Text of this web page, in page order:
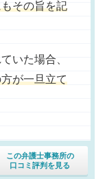
この弁護士事務所の
口コミ評判を見る
その旨を記
いた場合、
が一旦立て